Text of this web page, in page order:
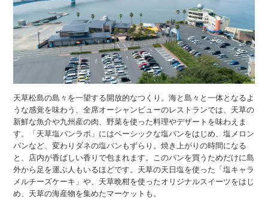
天草松島の島々を一望する開放的なつくり。海と島々と一体となるよ
うな感覚を味わう、全席オーシャンビューのレストランでは、天草の
新鮮な魚介や九州産の肉、野菜を使った料理やデザートを味わえま
す。「天草塩パンラボ」にはベーシックな塩パンをはじめ、塩メロン
パンなど、変わりダネの塩パンもずらり。焼き上がりの時間になる
と、店内が香ばしい香りで包まれます。このパンを買うためだけに島
外から足を運ぶ人もいるほどです。天草の天日塩を使った「塩キャラ
メルチーズケーキ」や、天草晩柑を使ったオリジナルスイーツをはじ
め、天草の海産物を集めたマーケットも。